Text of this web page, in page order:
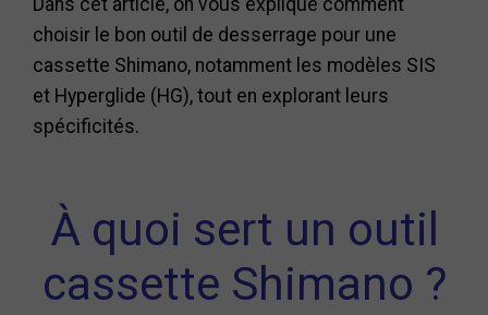
Dans cet article, on vous explique comment
choisir le bon outil de desserrage pour une
cassette Shimano, notamment les modèles SIS
et Hyperglide (HG), tout en explorant leurs
spécificités.
À quoi sert un outil
cassette Shimano ?